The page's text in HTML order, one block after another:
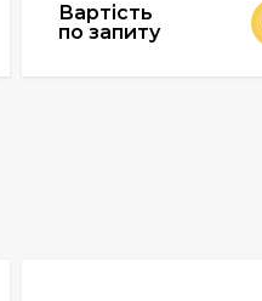
Вартість
по запиту